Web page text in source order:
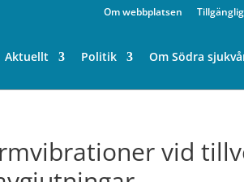
Om webbplatsen
Aktuellt Politik Om Södra
vid